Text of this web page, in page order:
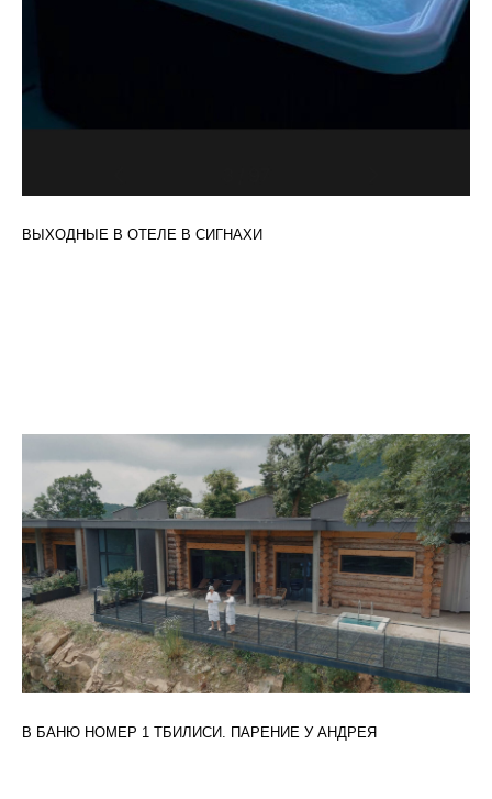
ВЫХОДНЫЕ В ОТЕЛЕ В СИГНАХИ
В БАНЮ НОМЕР 1 ТБИЛИСИ. ПАРЕНИЕ У АНДРЕЯ